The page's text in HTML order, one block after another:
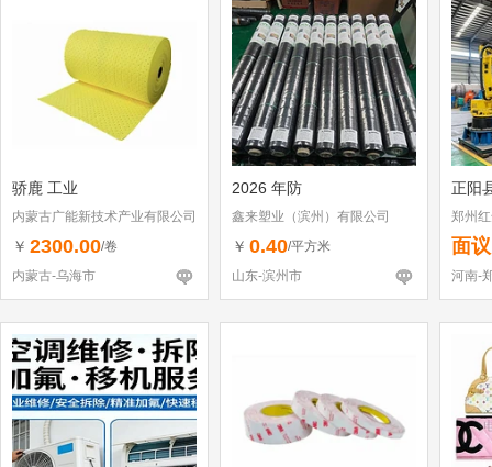
骄鹿 工业
内蒙古广能新技术产业有限公司
￥ 2300.00/卷
内蒙古-乌海市
2026 年防
鑫来塑业（滨州）有限公司
￥ 0.40/平方米
山东-滨州市
正阳
郑州
面议
河南-